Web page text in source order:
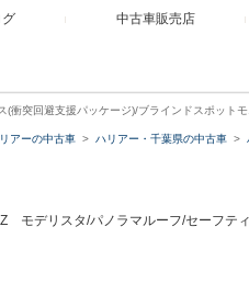
中古車販売店
突回避支援パッケージ)/ブラインドスポット
アーの中古車 ハリアー・千葉県の中古車
モデリスタ/パノラマルーフ/セーフテ